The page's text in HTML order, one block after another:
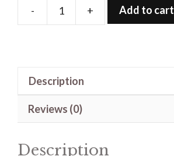
-
Folie
Dual
+ Add to cart
Description
Reviews (0)
Description